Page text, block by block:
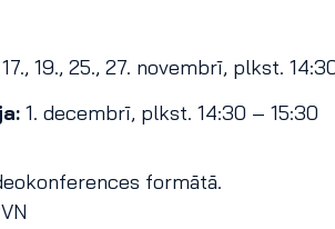
17., 19., 25., 27. novembrī, plkst.
1. decembrī, plkst. 14:30 – 15:30
formātā.